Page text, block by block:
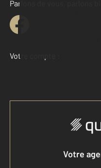
Parlons de vous, parlons
Votre compte :
Votre